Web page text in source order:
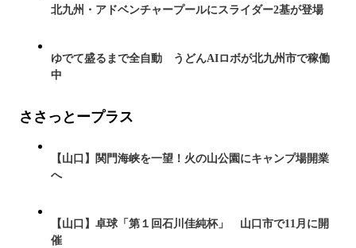
北九州・アドベンチャープールにスライダー2基が登場
ゆでて盛るまで全自動 うどんAIロボが北九州市で稼働
中
ささっとープラス
【山口】関門海峡を一望！火の山公園にキャンプ場開業
へ
【山口】卓球「第１回石川佳純杯」 山口市で11月に開
催